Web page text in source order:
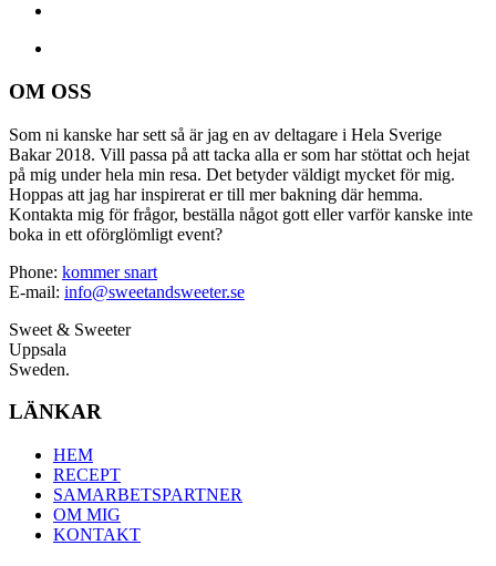
OM OSS
Som ni kanske har sett så är jag en av deltagare i Hela Sverige
Bakar 2018. Vill passa på att tacka alla er som har stöttat och hejat
på mig under hela min resa. Det betyder väldigt mycket för mig.
Hoppas att jag har inspirerat er till mer bakning där hemma.
Kontakta mig för frågor, beställa något gott eller varför kanske inte
boka in ett oförglömligt event?
Phone: kommer snart
E-mail: info@sweetandsweeter.se
Sweet & Sweeter
Uppsala
Sweden.
LÄNKAR
HEM
RECEPT
SAMARBETSPARTNER
OM MIG
KONTAKT